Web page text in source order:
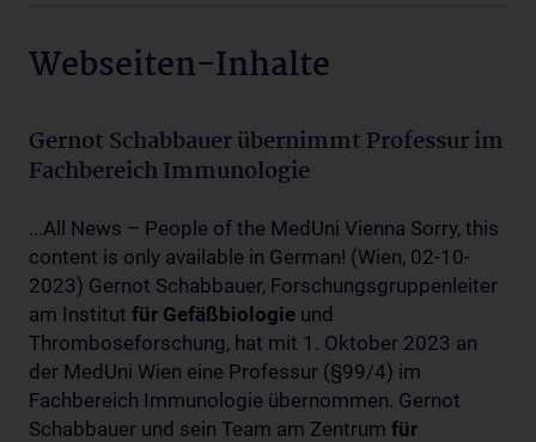
Webseiten-Inhalte
Gernot Schabbauer übernimmt Professur im
Fachbereich Immunologie
...All News – People of the MedUni Vienna Sorry, this
content is only available in German! (Wien, 02-10-
2023) Gernot Schabbauer, Forschungsgruppenleiter
am Institut für Gefäßbiologie und
Thromboseforschung, hat mit 1. Oktober 2023 an
der MedUni Wien eine Professur (§99/4) im
Fachbereich Immunologie übernommen. Gernot
Schabbauer und sein Team am Zentrum für